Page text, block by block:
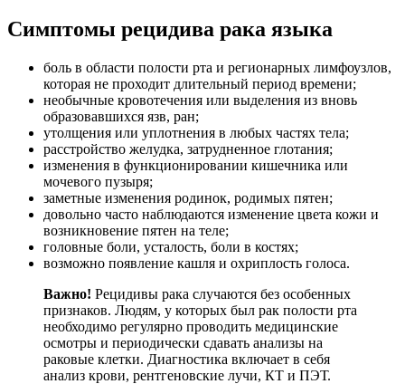
Симптомы рецидива рака языка
боль в области полости рта и регионарных лимфоузлов,
которая не проходит длительный период времени;
необычные кровотечения или выделения из вновь
образовавшихся язв, ран;
утолщения или уплотнения в любых частях тела;
расстройство желудка, затрудненное глотания;
изменения в функционировании кишечника или
мочевого пузыря;
заметные изменения родинок, родимых пятен;
довольно часто наблюдаются изменение цвета кожи и
возникновение пятен на теле;
головные боли, усталость, боли в костях;
возможно появление кашля и охриплость голоса.
Важно! Рецидивы рака случаются без особенных
признаков. Людям, у которых был рак полости рта
необходимо регулярно проводить медицинские
осмотры и периодически сдавать анализы на
раковые клетки. Диагностика включает в себя
анализ крови, рентгеновские лучи, КТ и ПЭТ.